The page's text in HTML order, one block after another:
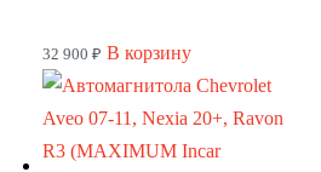
32 900 ₽ В корзину